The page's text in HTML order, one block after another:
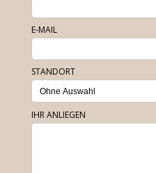
E-MAIL
STANDORT
IHR ANLIEGEN